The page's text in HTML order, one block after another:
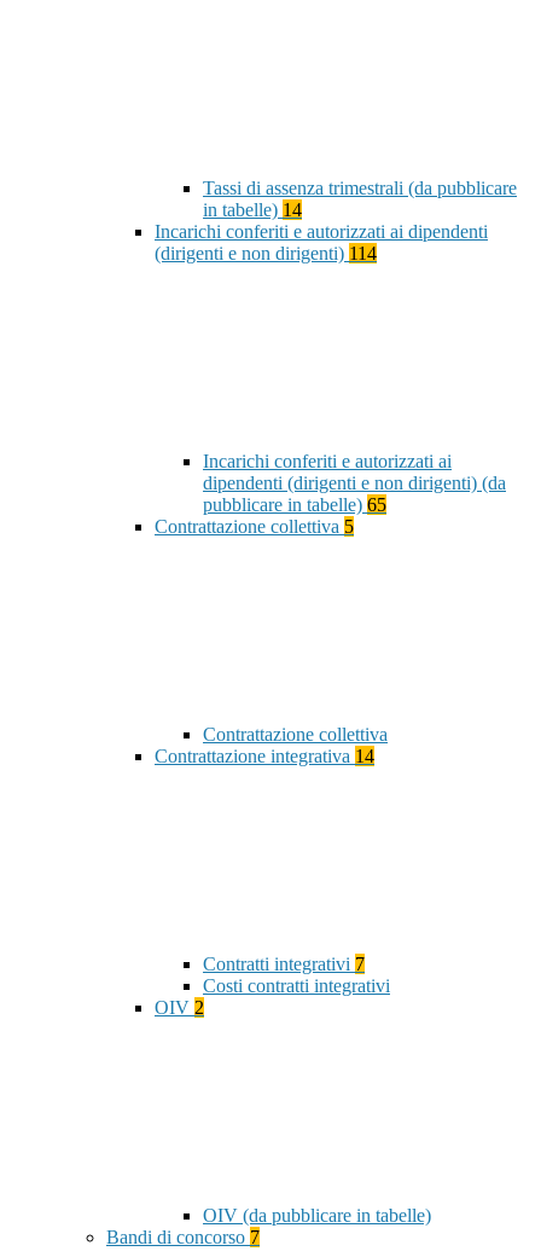
Tassi di assenza trimestrali (da pubblicare
in tabelle) 14
Incarichi conferiti e autorizzati ai dipendenti
(dirigenti e non dirigenti) 114
Incarichi conferiti e autorizzati ai
dipendenti (dirigenti e non dirigenti) (da
pubblicare in tabelle) 65
Contrattazione collettiva 5
Contrattazione collettiva
Contrattazione integrativa 14
Contratti integrativi 7
Costi contratti integrativi
OIV 2
OIV (da pubblicare in tabelle)
Bandi di concorso 7